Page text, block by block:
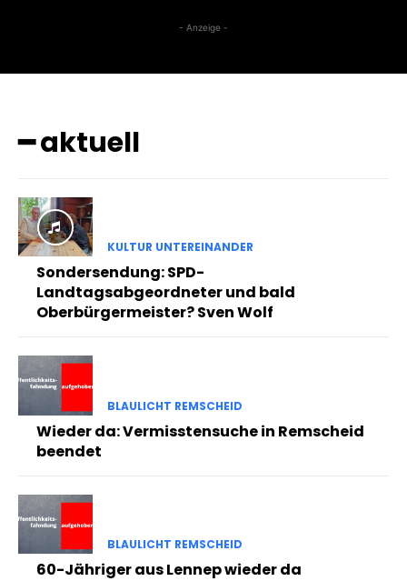
- Anzeige -
━ aktuell
KULTUR UNTEREINANDER
Sondersendung: SPD-
Landtagsabgeordneter und bald
Oberbürgermeister? Sven Wolf
BLAULICHT REMSCHEID
Wieder da: Vermisstensuche in Remscheid
beendet
BLAULICHT REMSCHEID
60-Jähriger aus Lennep wieder da